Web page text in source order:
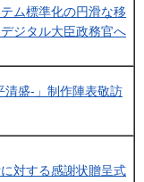
ム標準化の円滑な移
ジタル大臣政務官へ
清盛-」制作陣表敬訪
対する感謝状贈呈式